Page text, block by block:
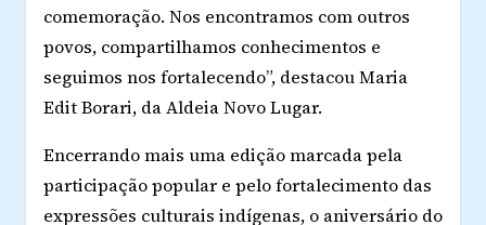
comemoração. Nos encontramos com outros
povos, compartilhamos conhecimentos e
seguimos nos fortalecendo”, destacou Maria
Edit Borari, da Aldeia Novo Lugar.
Encerrando mais uma edição marcada pela
participação popular e pelo fortalecimento das
expressões culturais indígenas, o aniversário do